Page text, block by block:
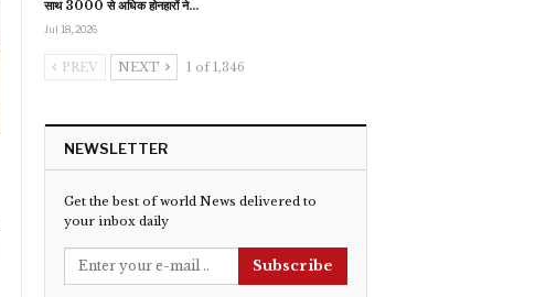
साथ 3000 से अधिक होनहारों ने…
Jul 18, 2026
PREV NEXT 1 of 1,346
NEWSLETTER
Get the best of world News delivered to
your inbox daily
Subscribe